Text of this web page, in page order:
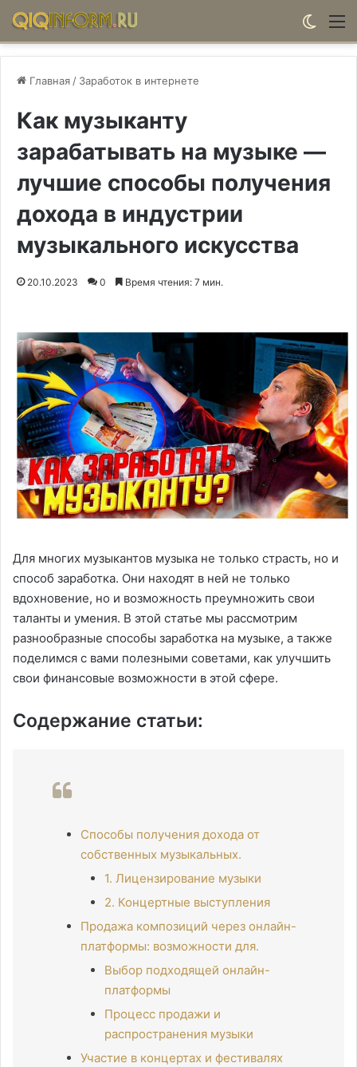
Главная / Заработок в интернете
Как музыканту
зарабатывать на музыке —
лучшие способы получения
дохода в индустрии
музыкального искусства
20.10.2023 0 Время чтения: 7 мин.
Для многих музыкантов музыка не только страсть, но и
способ заработка. Они находят в ней не только
вдохновение, но и возможность преумножить свои
таланты и умения. В этой статье мы рассмотрим
разнообразные способы заработка на музыке, а также
поделимся с вами полезными советами, как улучшить
свои финансовые возможности в этой сфере.
Содержание статьи:
Способы получения дохода от
собственных музыкальных.
1. Лицензирование музыки
2. Концертные выступления
Продажа композиций через онлайн-
платформы: возможности для.
Выбор подходящей онлайн-
платформы
Процесс продажи и
распространения музыки
Участие в концертах и фестивалях